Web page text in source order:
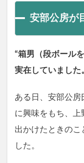
安部公房が
“箱男（段ボール
実在していました
ある日、安部公房
に興味をもち、上
出かけたときのこ
した。